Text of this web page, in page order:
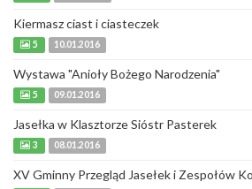
Kiermasz ciast i ciasteczek
5 10.01.2016
Wystawa "Anioły Bożego Narodzenia"
5 09.01.2016
Jasełka w Klasztorze Sióstr Pasterek
3 08.01.2016
XV Gminny Przegląd Jasełek i Zespołów